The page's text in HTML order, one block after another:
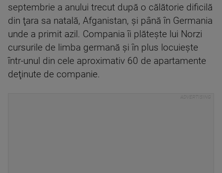
septembrie a anului trecut după o călătorie dificilă
din ţara sa natală, Afganistan, şi până în Germania
unde a primit azil. Compania îi plăteşte lui Norzi
cursurile de limba germană şi în plus locuieşte
într-unul din cele aproximativ 60 de apartamente
deţinute de companie.